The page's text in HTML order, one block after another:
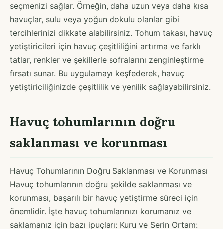
seçmenizi sağlar. Örneğin, daha uzun veya daha kısa
havuçlar, sulu veya yoğun dokulu olanlar gibi
tercihlerinizi dikkate alabilirsiniz. Tohum takası, havuç
yetiştiricileri için havuç çeşitliliğini artırma ve farklı
tatlar, renkler ve şekillerle sofralarını zenginleştirme
fırsatı sunar. Bu uygulamayı keşfederek, havuç
yetiştiriciliğinizde çeşitlilik ve yenilik sağlayabilirsiniz.
Havuç tohumlarının doğru
saklanması ve korunması
Havuç Tohumlarının Doğru Saklanması ve Korunması
Havuç tohumlarının doğru şekilde saklanması ve
korunması, başarılı bir havuç yetiştirme süreci için
önemlidir. İşte havuç tohumlarınızı korumanız ve
saklamanız için bazı ipuçları: Kuru ve Serin Ortam: